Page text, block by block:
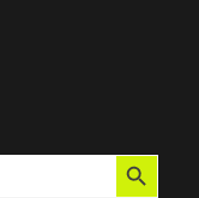
Botón de búsqueda